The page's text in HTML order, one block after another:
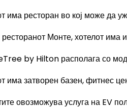
има ресторан во кој може да
ресторанот Монте, хотелот има
by Hilton располага со
има затворен базен, фитнес
овозможува услуга на EV